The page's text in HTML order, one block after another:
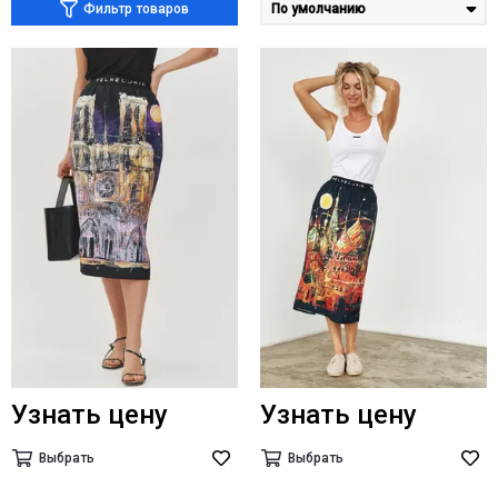
Фильтр товаров
Узнать цену
Выбрать
Узнать цену
Выбрать